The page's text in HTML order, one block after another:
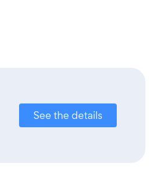
See the details